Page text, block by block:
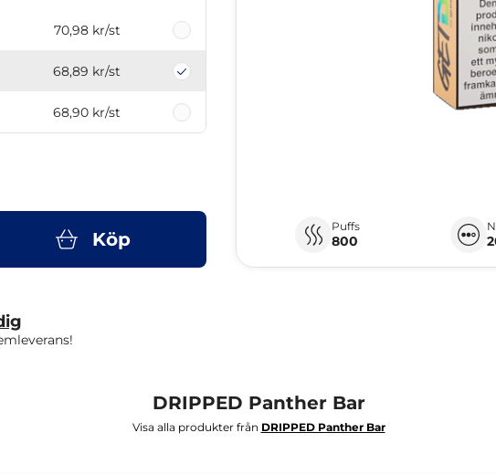
Puffs
800
70,98 kr/st
68,89 kr/st
68,90 kr/st
Köp
DRIPPED Panther Bar
Visa alla produkter från DRIPPED Panther Bar